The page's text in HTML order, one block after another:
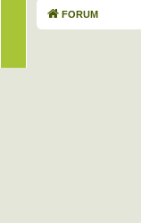
FORUM